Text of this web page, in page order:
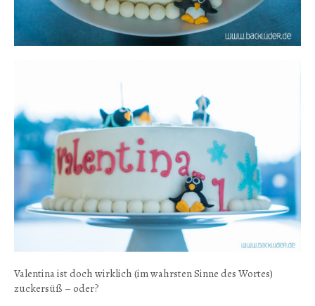
Valentina ist doch wirklich (im wahrsten Sinne des Wortes)
zuckersüß – oder?